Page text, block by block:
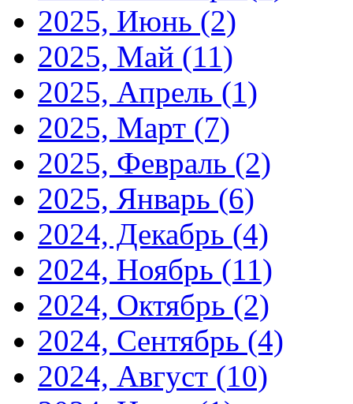
2025, Июнь (2)
2025, Май (11)
2025, Апрель (1)
2025, Март (7)
2025, Февраль (2)
2025, Январь (6)
2024, Декабрь (4)
2024, Ноябрь (11)
2024, Октябрь (2)
2024, Сентябрь (4)
2024, Август (10)